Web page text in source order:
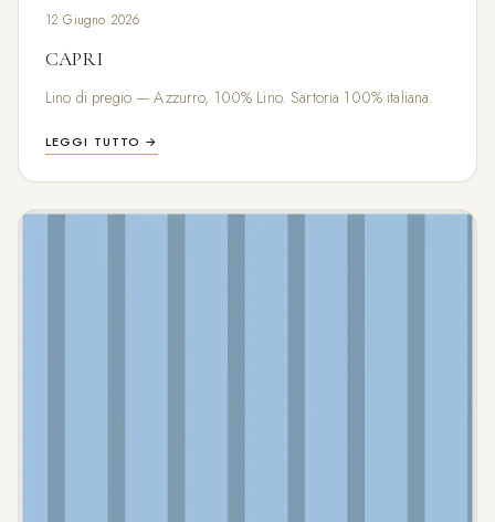
12 Giugno 2026
CAPRI
Lino di pregio — Azzurro, 100% Lino. Sartoria 100% italiana.
LEGGI TUTTO →